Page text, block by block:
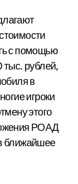
с помощью
рублей,
в
игроки
этого
РОАД
ближайшее